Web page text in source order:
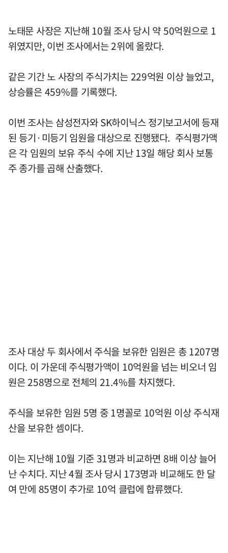
노태문 사장은 지난해 10월 조사 당시 약 50억원으로 1
위였지만, 이번 조사에서는 2위에 올랐다.
같은 기간 노 사장의 주식가치는 229억원 이상 늘었고,
상승률은 459%를 기록했다.
이번 조사는 삼성전자와 SK하이닉스 정기보고서에 등재
된 등기·미등기 임원을 대상으로 진행됐다. 주식평가액
은 각 임원의 보유 주식 수에 지난 13일 해당 회사 보통
주 종가를 곱해 산출했다.
조사 대상 두 회사에서 주식을 보유한 임원은 총 1207명
이다. 이 가운데 주식평가액이 10억원을 넘는 비오너 임
원은 258명으로 전체의 21.4%를 차지했다.
주식을 보유한 임원 5명 중 1명꼴로 10억원 이상 주식재
산을 보유한 셈이다.
이는 지난해 10월 기준 31명과 비교하면 8배 이상 늘어
난 수치다. 지난 4월 조사 당시 173명과 비교해도 한 달
여 만에 85명이 추가로 10억 클럽에 합류했다.